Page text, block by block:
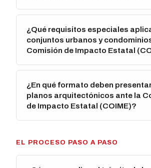
¿Qué requisitos especiales
conjuntos urbanos y
Comisión de Impacto Estatal
¿En qué formato deben
planos arquitectónicos ante la
de Impacto Estatal (COIME)?
EL PROCESO PASO A PASO